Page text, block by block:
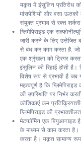
यकृत में इंसुलिन प्रतिरोध
मांसपेशियों और वसा
संयुक्त प्रभाव से रक्त
ग्लिमेपिराइड एक
जारी करने के लिए उत्तेजित
से बंध कर काम करता है, जो
एक श्रृंखला को ट्रिगर
इंसुलिन की रिहाई होती
विशेष रूप से प्रभावी है जब
महत्वपूर्ण है कि
की उपस्थिति पर निर्भर
कोशिकाएं कम
ग्लिमेपिराइड की
मेटफॉर्मिन एक
के माध्यम से काम करता
करता है। यकृत सामान्य